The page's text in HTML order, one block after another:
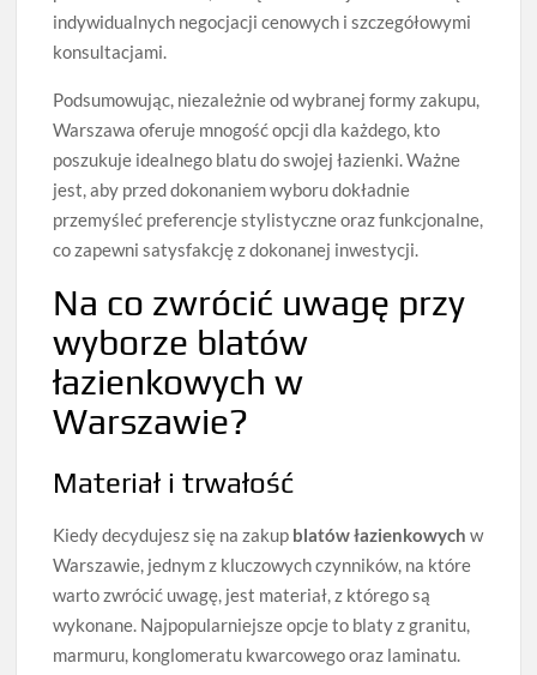
indywidualnych negocjacji cenowych i szczegółowymi
konsultacjami.
Podsumowując, niezależnie od wybranej formy zakupu,
Warszawa oferuje mnogość opcji dla każdego, kto
poszukuje idealnego blatu do swojej łazienki. Ważne
jest, aby przed dokonaniem wyboru dokładnie
przemyśleć preferencje stylistyczne oraz funkcjonalne,
co zapewni satysfakcję z dokonanej inwestycji.
Na co zwrócić uwagę przy
wyborze blatów
łazienkowych w
Warszawie?
Materiał i trwałość
Kiedy decydujesz się na zakup blatów łazienkowych w
Warszawie, jednym z kluczowych czynników, na które
warto zwrócić uwagę, jest materiał, z którego są
wykonane. Najpopularniejsze opcje to blaty z granitu,
marmuru, konglomeratu kwarcowego oraz laminatu.